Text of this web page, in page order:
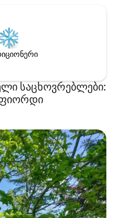
საცხოვრებლები: